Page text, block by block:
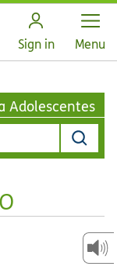
Sign in Open
Menu
Adolescentes